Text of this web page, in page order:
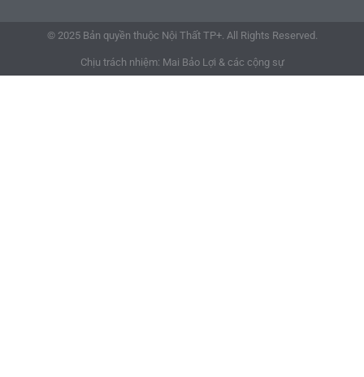
© 2025 Bản quyền thuộc Nội Thất TP+. All Rights Reserved.
Chịu trách nhiệm: Mai Bảo Lợi & các cộng sự